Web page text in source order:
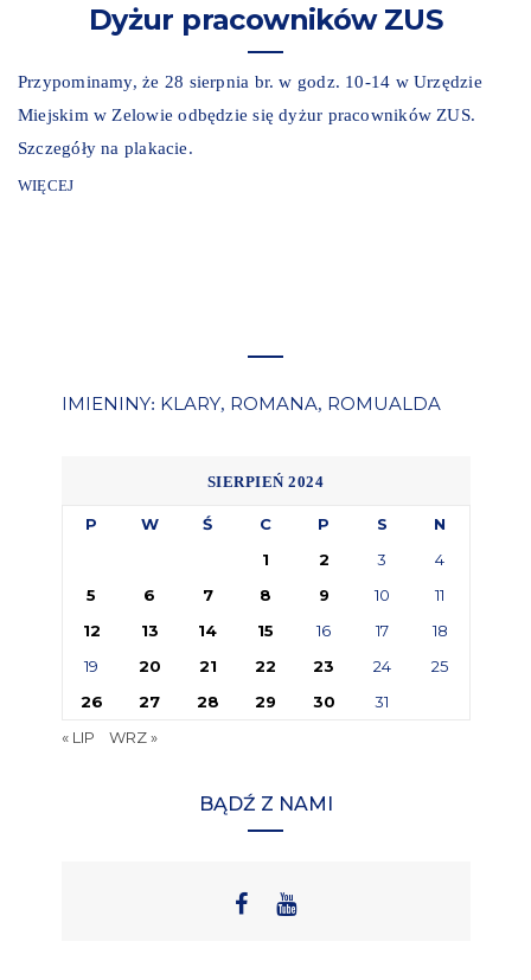
Dyżur pracowników ZUS
Przypominamy, że 28 sierpnia br. w godz. 10-14 w Urzędzie
Miejskim w Zelowie odbędzie się dyżur pracowników ZUS.
Szczegóły na plakacie.
WIĘCEJ
IMIENINY: KLARY, ROMANA, ROMUALDA
SIERPIEŃ 2024
P W Ś C P S
N
1
2 3
4
5
6 7 8 9 10
11
12
13 14 15 16 17
18
19
20 21 22 23 24
25
26
27 28 29 30
31
« LIP
WRZ »
BĄDŹ Z NAMI